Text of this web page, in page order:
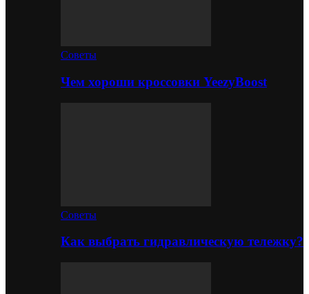
Советы
Чем хороши кроссовки YeezyBoost
Советы
Как выбрать гидравлическую тележку?